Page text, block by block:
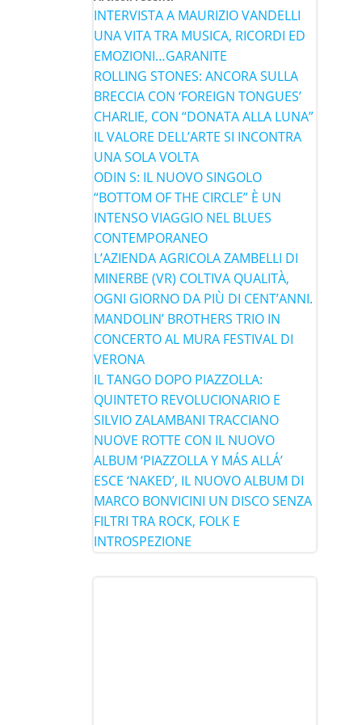
INTERVISTA A MAURIZIO VANDELLI
UNA VITA TRA MUSICA, RICORDI ED
EMOZIONI…GARANITE
ROLLING STONES: ANCORA SULLA
BRECCIA CON ‘FOREIGN TONGUES’
CHARLIE, CON “DONATA ALLA LUNA”
IL VALORE DELL’ARTE SI INCONTRA
UNA SOLA VOLTA
ODIN S: IL NUOVO SINGOLO
“BOTTOM OF THE CIRCLE” È UN
INTENSO VIAGGIO NEL BLUES
CONTEMPORANEO
L’AZIENDA AGRICOLA ZAMBELLI DI
MINERBE (VR) COLTIVA QUALITÀ,
OGNI GIORNO DA PIÙ DI CENT’ANNI.
MANDOLIN’ BROTHERS TRIO IN
CONCERTO AL MURA FESTIVAL DI
VERONA
IL TANGO DOPO PIAZZOLLA:
QUINTETO REVOLUCIONARIO E
SILVIO ZALAMBANI TRACCIANO
NUOVE ROTTE CON IL NUOVO
ALBUM ‘PIAZZOLLA Y MÁS ALLÁ’
ESCE ‘NAKED’, IL NUOVO ALBUM DI
MARCO BONVICINI UN DISCO SENZA
FILTRI TRA ROCK, FOLK E
INTROSPEZIONE